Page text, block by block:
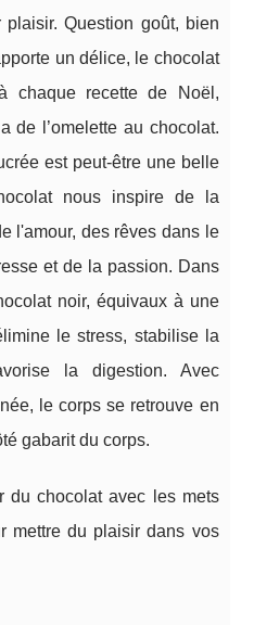
Question goût, bien
un délice, le chocolat
chaque recette de Noël,
de l’omelette au chocolat.
est peut-être une belle
nous inspire de la
l'amour, des rêves dans le
et de la passion. Dans
noir, équivaux à une
le stress, stabilise la
la digestion. Avec
le corps se retrouve en
gabarit du corps.
du chocolat avec les mets
mettre du plaisir dans vos